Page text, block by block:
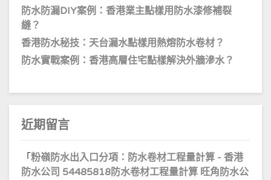
防水防漏DIY案例：香港業主點樣用防水漆修補裂
縫？
香港防水秘技：天台漏水點樣用熱熔防水卷材？
防水實戰案例：香港高層住宅點樣解決外牆滲水？
近期留言
「 粉嶺防水出入口分項：防水卷材工程量計算 - 香港
防水公司 54485818防水卷材工程量計算 旺角防水公